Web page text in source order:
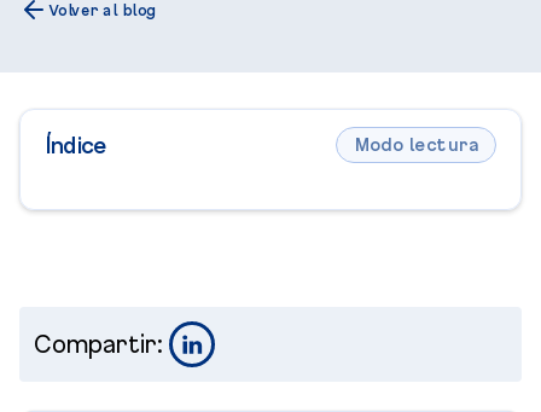
Volver al blog
Índice Modo lectura
Compartir: